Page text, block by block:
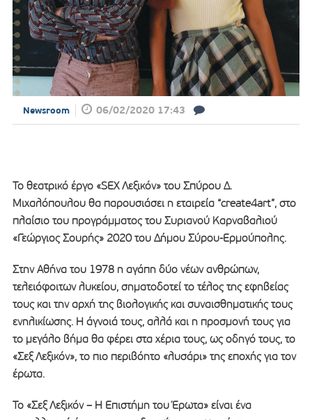
Newsroom 06/02/2020 17:43
Το θεατρικό έργο «SEX Λεξικόν» του Σπύρου Δ.
Μιχαλόπουλου θα παρουσιάσει η εταιρεία “create4art”, στο
πλαίσιο του προγράμματος του Συριανού Καρναβαλιού
«Γεώργιος Σουρής» 2020 του Δήμου Σύρου-Ερμούπολης.
Στην Αθήνα του 1978 η αγάπη δύο νέων ανθρώπων,
τελειόφοιτων λυκείου, σηματοδοτεί το τέλος της εφηβείας
τους και την αρχή της βιολογικής και συναισθηματικής τους
ενηλικίωσης. Η άγνοιά τους, αλλά και η προσμονή τους για
το μεγάλο βήμα θα φέρει στα χέρια τους, ως οδηγό τους, το
«Σεξ Λεξικόν», το πιο περιβόητο «λυσάρι» της εποχής για τον
έρωτα.
Το «Σεξ Λεξικόν – Η Επιστήμη του Έρωτα» είναι ένα